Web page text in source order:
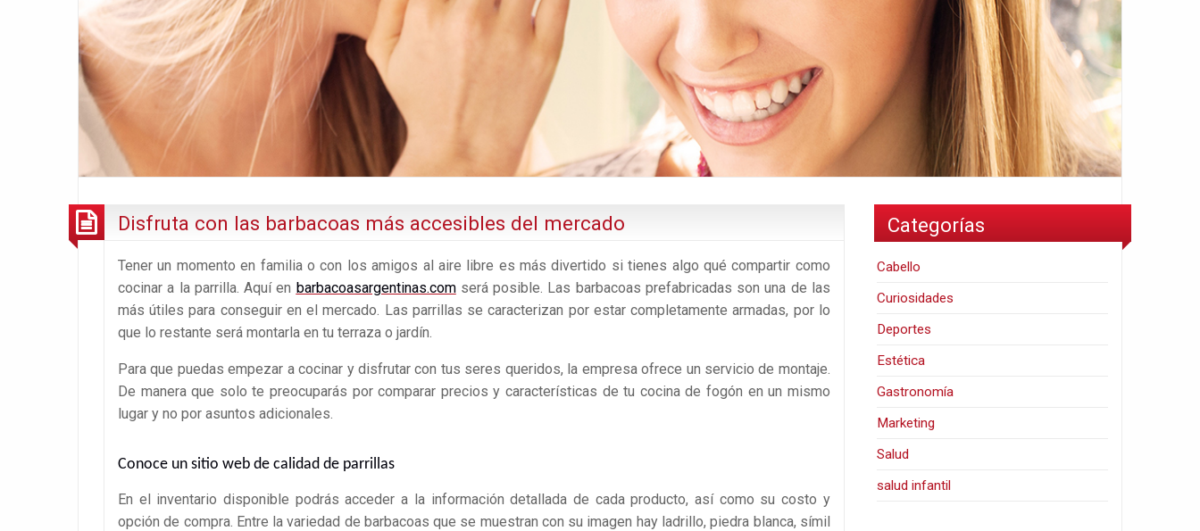
Disfruta con las barbacoas más accesibles del mercado
Tener un momento en familia o con los amigos al aire libre es más divertido si tienes algo qué compartir como
cocinar a la parrilla. Aquí en barbacoasargentinas.comserá posible. Las barbacoas prefabricadas son una de las
más útiles para conseguir en el mercado. Las parrillas se caracterizan por estar completamente armadas, por lo
que lo restante será montarla en tu terraza o jardín.
Para que puedas empezar a cocinar y disfrutar con tus seres queridos, la empresa ofrece un servicio de montaje.
De manera que solo te preocuparás por comparar precios y características de tu cocina de fogón en un mismo
lugar y no por asuntos adicionales.
Conoce un sitio web de calidad de parrillas
En el inventario disponible podrás acceder a la información detallada de cada producto, así como su costo y
opción de compra. Entre la variedad de barbacoas que se muestran con su imagen hay ladrillo, piedra blanca, símil
Categorías
Cabello
Curiosidades
Deportes
Estética
Gastronomía
Marketing
Salud
salud infantil